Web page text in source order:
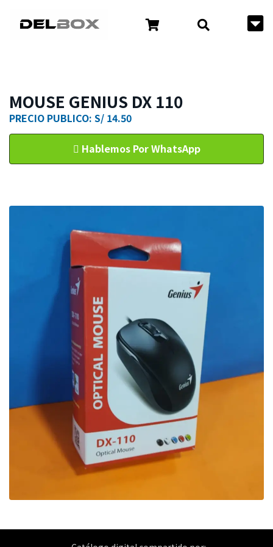
MOUSE GENIUS DX 110
PRECIO PUBLICO: S/ 14.50
Hablemos Por WhatsApp